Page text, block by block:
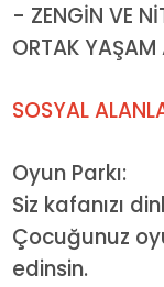
- ZENGİN VE
ORTAK YAŞAM
SOSYAL
Oyun Parkı:
Siz kafanızı
Çocuğunuz
edinsin.